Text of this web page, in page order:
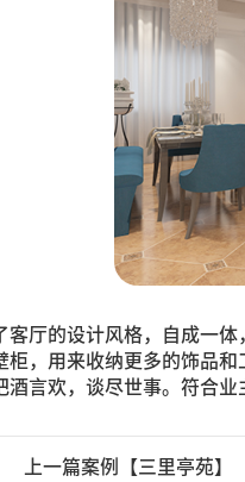
客厅的设计风格，自成一
柜，用来收纳更多的饰品
酒言欢，谈尽世事。符合
上一篇案例【三里亭苑】